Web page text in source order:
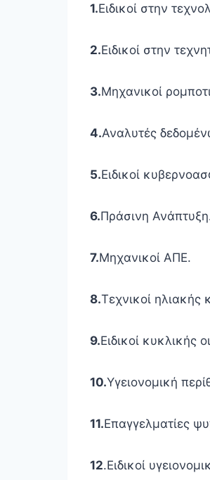
1.Ειδικοί στην
2.Ειδικοί στην
3.Μηχανικοί
4.Αναλυτές
5.Ειδικοί
6.Πράσινη
7.Μηχανικοί ΑΠΕ.
8.Τεχνικοί ηλιακής
9.Ειδικοί κυκλικής
10.Υγειονομική
11.Επαγγελματίες
12.Ειδικοί